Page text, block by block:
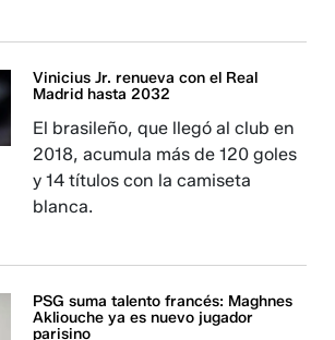
Vinicius Jr. renueva con el Real
Madrid hasta 2032
El brasileño, que llegó al club en
2018, acumula más de 120 goles
y 14 títulos con la camiseta
blanca.
PSG suma talento francés: Maghnes
Akliouche ya es nuevo jugador
parisino